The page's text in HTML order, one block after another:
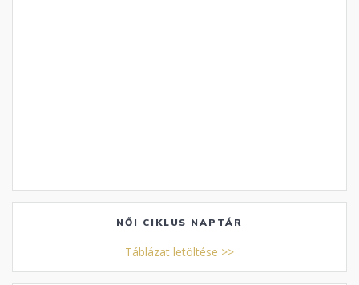
NŐI CIKLUS NAPTÁR
Táblázat letöltése >>